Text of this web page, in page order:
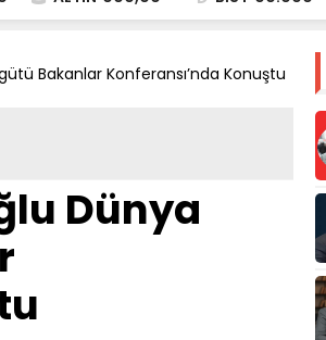
Bakanlar Konferansı’nda Konuştu
Dünya